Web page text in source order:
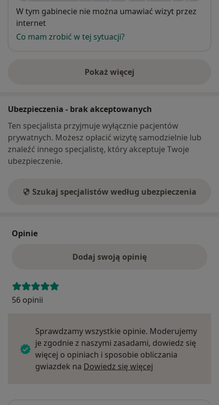
Dostępność
W tym gabinecie nie można umawiać wizyt przez
internet
Co mam zrobić w tej sytuacji?
Pokaż więcej
o adresie
Ubezpieczenia - brak akceptowanych
Ten specjalista przyjmuje wyłącznie pacjentów
prywatnych. Możesz opłacić wizytę samodzielnie lub
znaleźć innego specjalistę, który akceptuje Twoje
ubezpieczenie.
Szukaj specjalistów według ubezpieczenia
Opinie
Dodaj swoją opinię
56 opinii
Sprawdzamy wszystkie opinie. Moderujemy
je zgodnie z naszymi zasadami, dowiedz się
więcej o opiniach i sposobie obliczania
gwiazdek na Dowiedz się więcej